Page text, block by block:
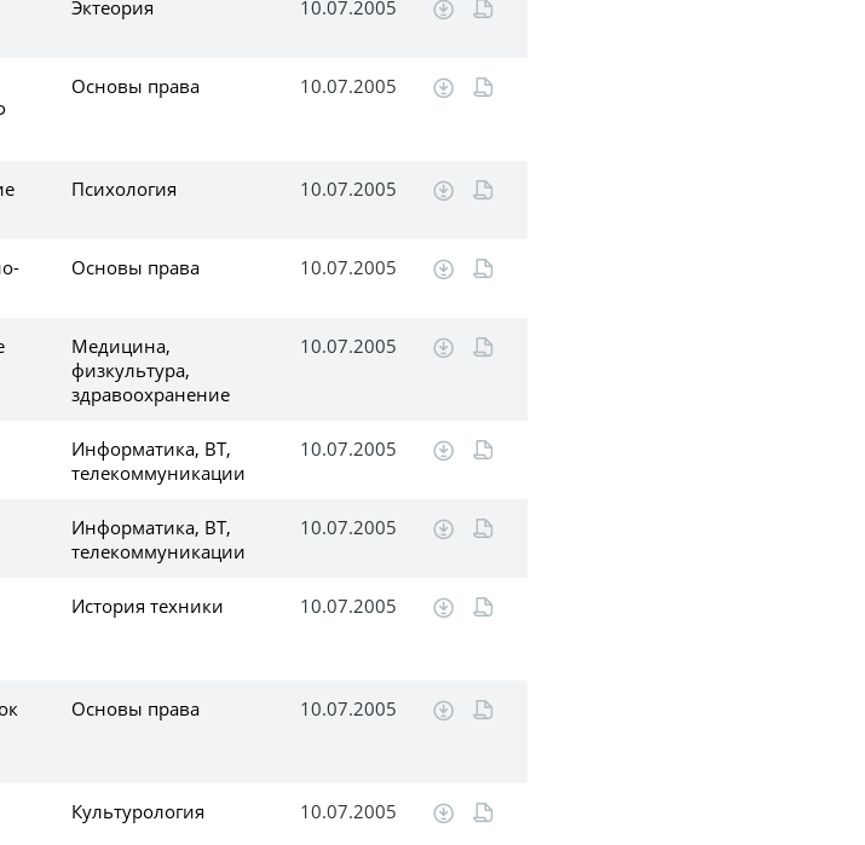
Эктеория 10.07.2005
Основы права 10.07.2005
Психология 10.07.2005
Основы права 10.07.2005
Медицина,
физкультура,
здравоохранение
10.07.2005
Информатика, ВТ,
телекоммуникации
10.07.2005
Информатика, ВТ,
телекоммуникации
10.07.2005
История техники 10.07.2005
Основы права 10.07.2005
Культурология 10.07.2005